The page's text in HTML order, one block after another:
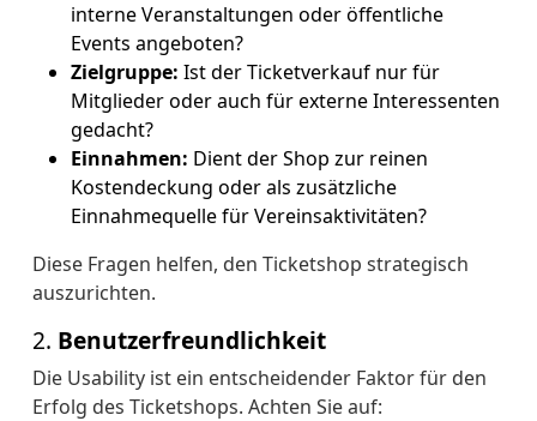
interne Veranstaltungen oder öffentliche
Events angeboten?
Zielgruppe: Ist der Ticketverkauf nur für
Mitglieder oder auch für externe Interessenten
gedacht?
Einnahmen: Dient der Shop zur reinen
Kostendeckung oder als zusätzliche
Einnahmequelle für Vereinsaktivitäten?
Diese Fragen helfen, den Ticketshop strategisch
auszurichten.
2. Benutzerfreundlichkeit
Die Usability ist ein entscheidender Faktor für den
Erfolg des Ticketshops. Achten Sie auf: